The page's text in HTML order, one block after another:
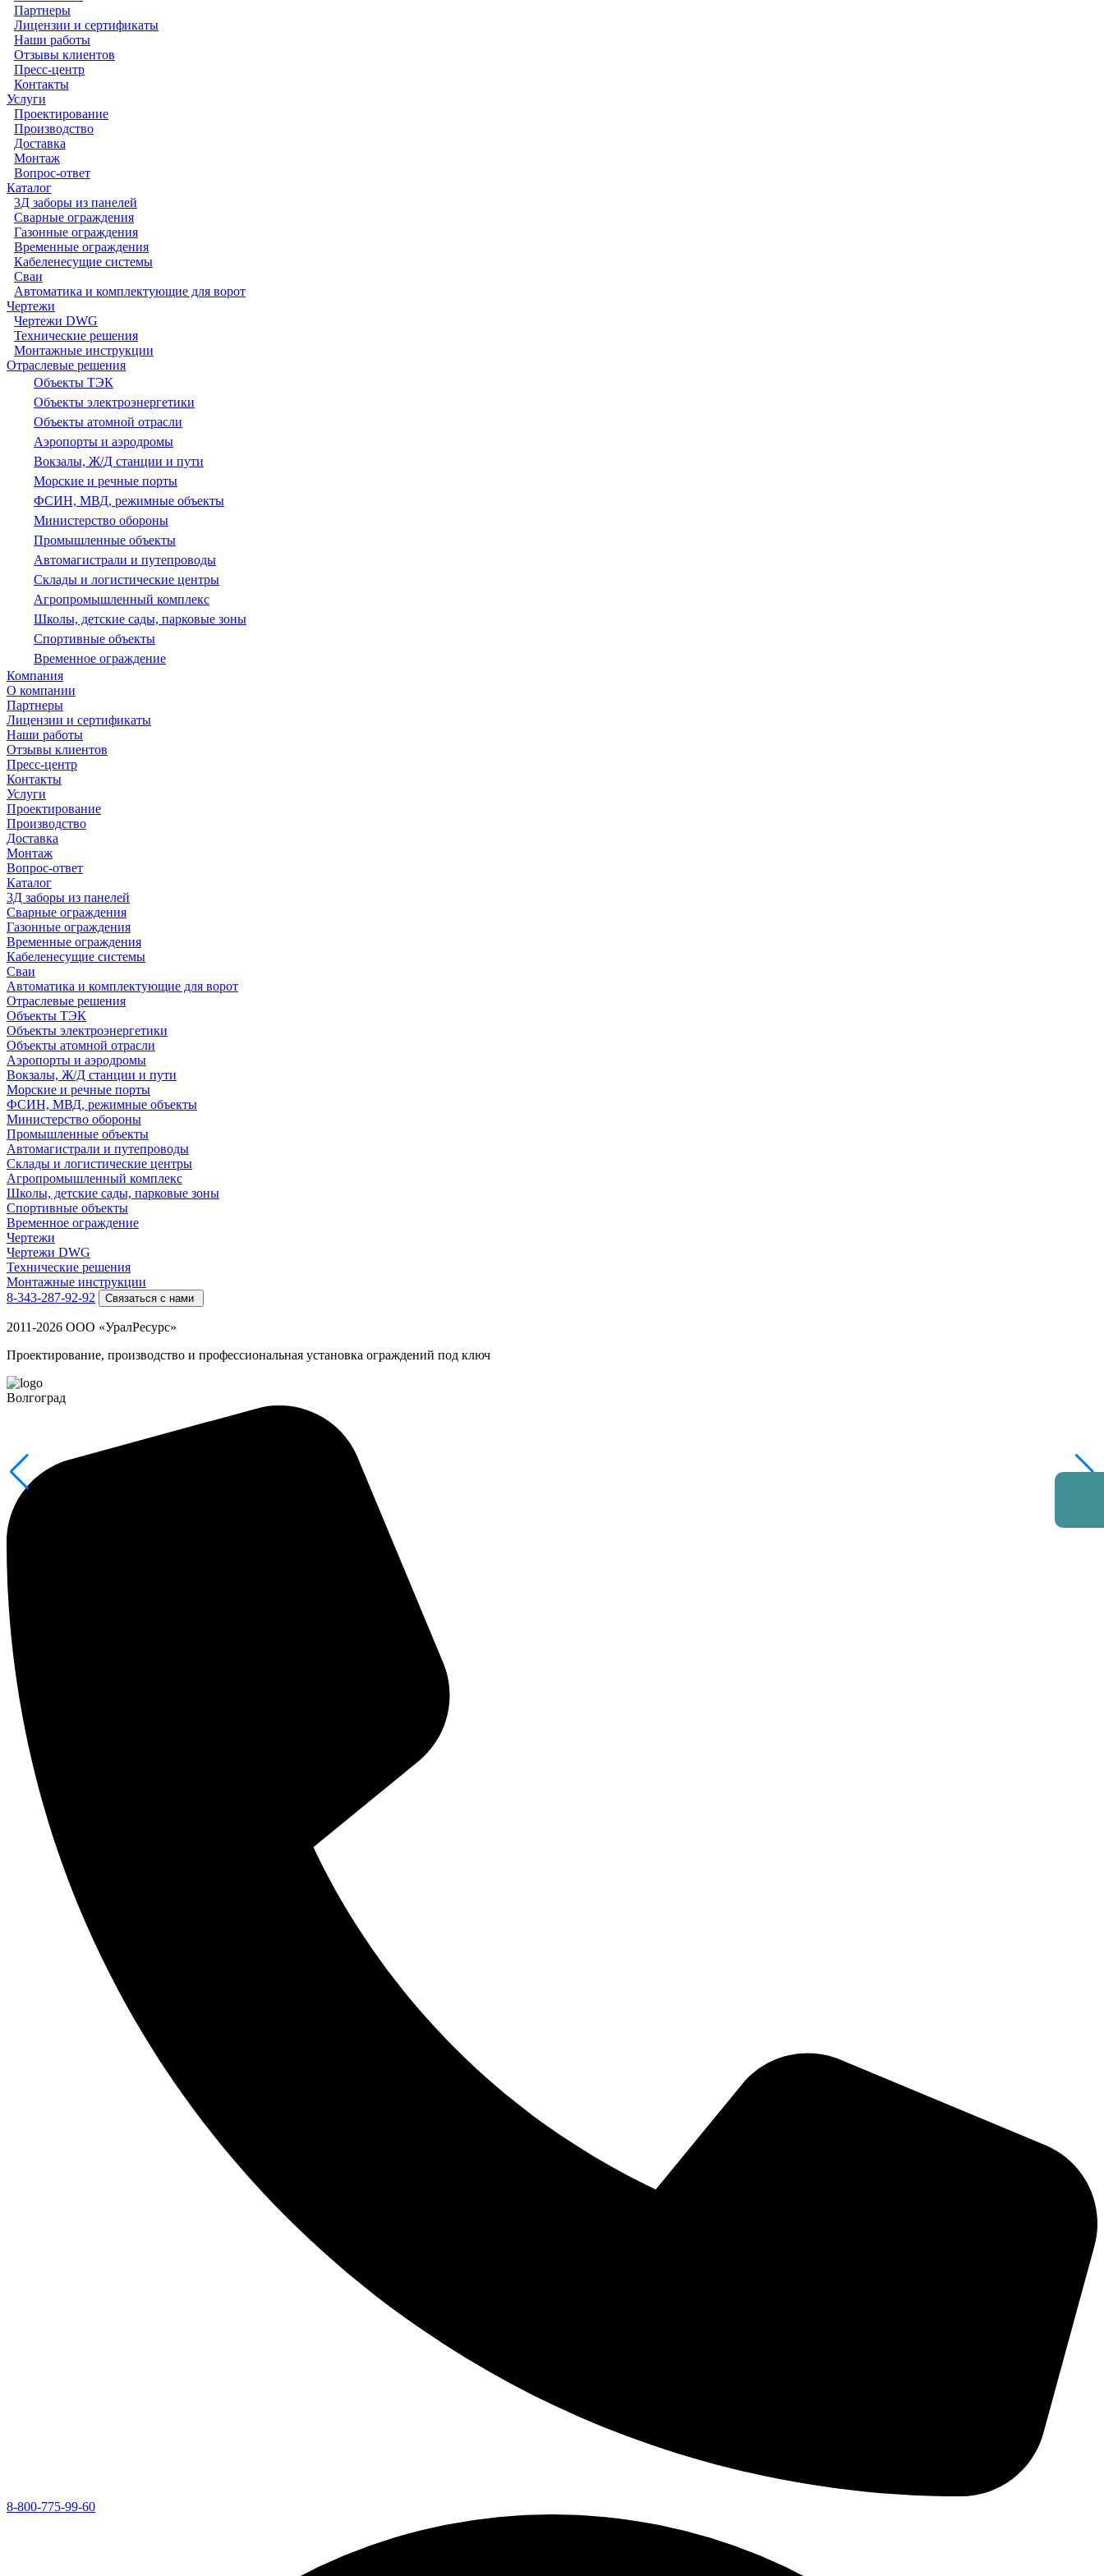
Партнеры
Лицензии и сертификаты
Наши работы
Отзывы клиентов
Пресс-центр
Контакты
Услуги
Проектирование
Производство
Доставка
Монтаж
Вопрос-ответ
Каталог
3Д заборы из панелей
Сварные ограждения
Газонные ограждения
Временные ограждения
Кабеленесущие системы
Cваи
Автоматика и комплектующие для ворот
Чертежи
Чертежи DWG
Технические решения
Монтажные инструкции
Отраслевые решения
Объекты ТЭК
Объекты электроэнергетики
Объекты атомной отрасли
Аэропорты и аэродромы
Вокзалы, Ж/Д станции и пути
Морские и речные порты
ФСИН, МВД, режимные объекты
Министерство обороны
Промышленные объекты
Автомагистрали и путепроводы
Склады и логистические центры
Агропромышленный комплекс
Школы, детские сады, парковые зоны
Спортивные объекты
Временное ограждение
Компания
О компании
Партнеры
Лицензии и сертификаты
Наши работы
Отзывы клиентов
Пресс-центр
Контакты
Услуги
Проектирование
Производство
Доставка
Монтаж
Вопрос-ответ
Каталог
3Д заборы из панелей
Сварные ограждения
Газонные ограждения
Временные ограждения
Кабеленесущие системы
Cваи
Автоматика и комплектующие для ворот
Отраслевые решения
Объекты ТЭК
Объекты электроэнергетики
Объекты атомной отрасли
Аэропорты и аэродромы
Вокзалы, Ж/Д станции и пути
Морские и речные порты
ФСИН, МВД, режимные объекты
Министерство обороны
Промышленные объекты
Автомагистрали и путепроводы
Склады и логистические центры
Агропромышленный комплекс
Школы, детские сады, парковые зоны
Спортивные объекты
Временное ограждение
Чертежи
Чертежи DWG
Технические решения
Монтажные инструкции
8-343-287-92-92
Связаться с нами
2011-2026 ООО «УралРесурс»
Проектирование, производство и профессиональная установка ограждений под ключ
Волгоград
8-800-775-99-60